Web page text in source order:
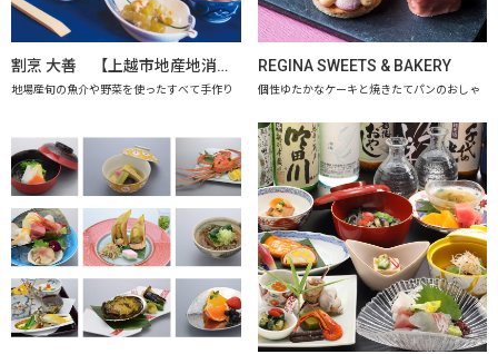
割烹 大善 【上越市地産地消推進の店認定店】
地場産旬の魚介や野菜を使ったすべて手作り
REGINA SWEETS & BAKERY
個性ゆたかなケーキと焼きたてパンのおしゃ